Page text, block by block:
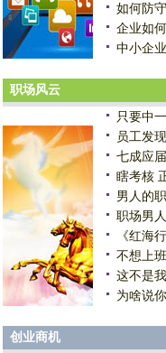
如何防
企业如
中小企
职场风云
只要中
员工发
七成应
瞎考核
男人的
职场男
《红海
不想上
这不是
为啥说
创业商机